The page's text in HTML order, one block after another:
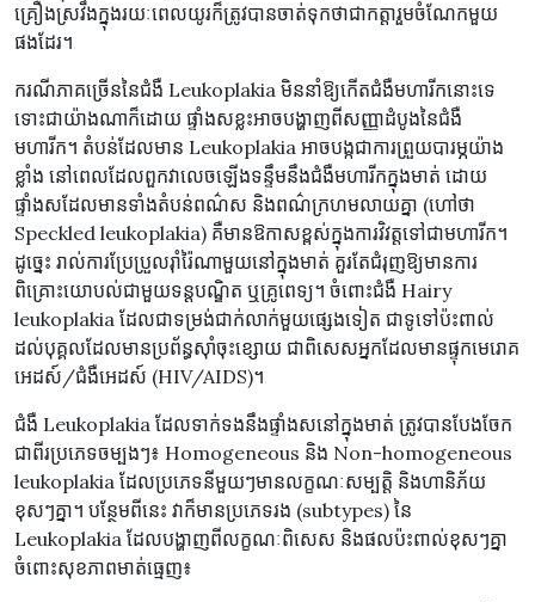
គ្រឿងស្រវឹងក្នុងរយៈពេលយូរក៏ត្រូវបានចាត់ទុកថាជាកត្តារួមចំណែកមួយ
ផងដែរ។
ករណីភាគច្រើននៃជំងឺ Leukoplakia មិននាំឱ្យកើតជំងឺមហារីកនោះទេ
ទោះជាយ៉ាងណាក៏ដោយ ផ្ទាំងសខ្លះអាចបង្ហាញពីសញ្ញាដំបូងនៃជំងឺ
មហារីក។ តំបន់ដែលមាន Leukoplakia អាចបង្កជាការព្រួយបារម្ភយ៉ាង
ខ្លាំង នៅពេលដែលពួកវាលេចឡើងទន្ទឹមនឹងជំងឺមហារីកក្នុងមាត់ ដោយ
ផ្ទាំងសដែលមានទាំងតំបន់ពណ៌ស និងពណ៌ក្រហមលាយគ្នា (ហៅថា
Speckled leukoplakia) គឺមានឱកាសខ្ពស់ក្នុងការវិវត្តទៅជាមហារីក។
ដូច្នេះ រាល់ការប្រែប្រួលរ៉ាំរ៉ៃណាមួយនៅក្នុងមាត់ គួរតែជំរុញឱ្យមានការ
ពិគ្រោះយោបល់ជាមួយទន្តបណ្ឌិត ឬគ្រូពេទ្យ។ ចំពោះជំងឺ Hairy
leukoplakia ដែលជាទម្រង់ជាក់លាក់មួយផ្សេងទៀត ជាទូទៅប៉ះពាល់
ដល់បុគ្គលដែលមានប្រព័ន្ធស៊ាំចុះខ្សោយ ជាពិសេសអ្នកដែលមានផ្ទុកមេរោគ
អេដស៍/ជំងឺអេដស៍ (HIV/AIDS)។
ជំងឺ Leukoplakia ដែលទាក់ទងនឹងផ្ទាំងសនៅក្នុងមាត់ ត្រូវបានបែងចែក
ជាពីរប្រភេទចម្បងៗ៖ Homogeneous និង Non-homogeneous
leukoplakia ដែលប្រភេទនីមួយៗមានលក្ខណៈសម្បត្តិ និងហានិភ័យ
ខុសៗគ្នា។ បន្ថែមពីនេះ វាក៏មានប្រភេទរង (subtypes) នៃ
Leukoplakia ដែលបង្ហាញពីលក្ខណៈពិសេស និងផលប៉ះពាល់ខុសៗគ្នា
ចំពោះសុខភាពមាត់ធ្មេញ៖